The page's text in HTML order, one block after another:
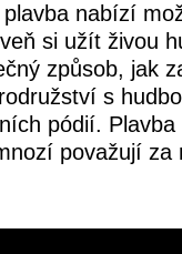
nabízí
si užít živou
způsob, jak
s
pódií.
považují za